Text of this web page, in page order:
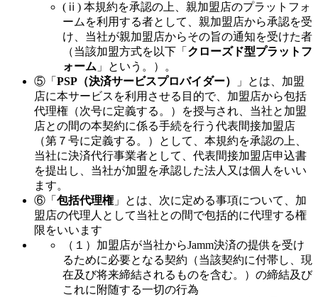
(ⅱ) 本規約を承認の上、親加盟店のプラットフォ
ームを利用する者として、親加盟店から承認を受
け、当社が親加盟店からその旨の通知を受けた者
（当該加盟方式を以下「 クローズド型プラットフ
ォーム 」という。）。
⑤「 PSP（決済サービスプロバイダー）
」とは、加盟
店に本サービスを利用させる目的で、加盟店から包括
代理権（次号に定義する。）を授与され、当社と加盟
店との間の本契約に係る手続を行う代表間接加盟店
（第７号に定義する。）として、本規約を承認の上、
当社に決済代行事業者として、代表間接加盟店申込書
を提出し、当社が加盟を承認した法人又は個人をいい
ます。
⑥「 包括代理権」とは、次に定める事項について、加
盟店の代理人として当社との間で包括的に代理する権
限をいいます
（１）加盟店が当社からJamm決済の提供を受け
るために必要となる契約（当該契約に付帯し、現
在及び将来締結されるものを含む。）の締結及び
これに附随する一切の行為